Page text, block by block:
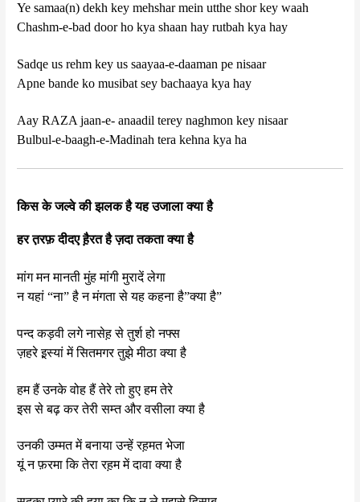
Ye samaa(n) dekh key mehshar mein utthe shor key waah
Chashm-e-bad door ho kya shaan hay rutbah kya hay
Sadqe us rehm key us saayaa-e-daaman pe nisaar
Apne bande ko musibat sey bachaaya kya hay
Aay RAZA jaan-e- anaadil terey naghmon key nisaar
Bulbul-e-baagh-e-Madinah tera kehna kya ha
किस के जल्वे की झलक है यह उजाला क्या है
हर त़रफ़ दीदए ह़ैरत है ज़दा तकता क्या है
मांग मन मानती मुंह मांगी मुरादें लेगा
न यहां “ना” है न मंगता से यह कहना है”क्या है”
पन्द कड़वी लगे नासेह़ से तुर्श हो नफ्स
ज़हरे इ़स्यां में सितमगर तुझे मीठा क्या है
हम हैं उनके वोह हैं तेरे तो हुए हम तेरे
इस से बढ़ कर तेरी सम्त और वसीला क्या है
उनकी उम्मत में बनाया उन्हें रह़मत भेजा
यूं न फ़रमा कि तेरा रह़म में दावा क्या है